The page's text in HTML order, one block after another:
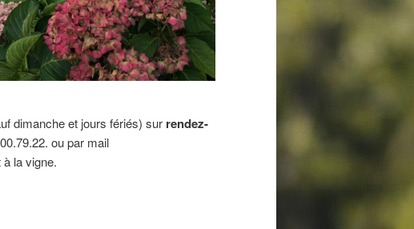
dimanche et jours fériés) sur rendez-
ou par mail
la vigne.